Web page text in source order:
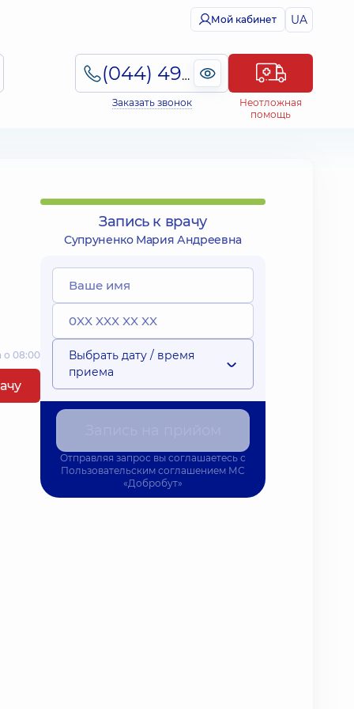
Мой кабинет UA
(044) 495-2-888
Заказать звонок
Неотложная
помощь
о 08:00
Запись к врачу
Супруненко Мария Андреевна
Выбрать дату / время
приема
Отправляя запрос вы соглашаетесь с
Пользовательским соглашением МС
«Добробут»